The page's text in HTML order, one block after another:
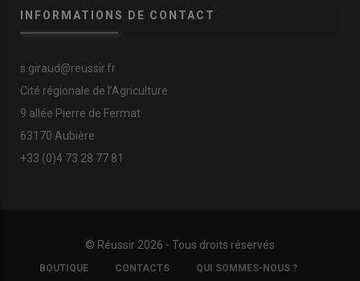
INFORMATIONS DE CONTACT
s.giraud@reussir.fr
Cité régionale de l’Agriculture
9 allée Pierre de Fermat
63170 Aubière
+33 (0)4 73 28 77 81
© Réussir 2026 - Tous droits réservés
FOOTER
COPYRIGHT
BOUTIQUE CONTACTS QUI SOMMES-NOUS ?